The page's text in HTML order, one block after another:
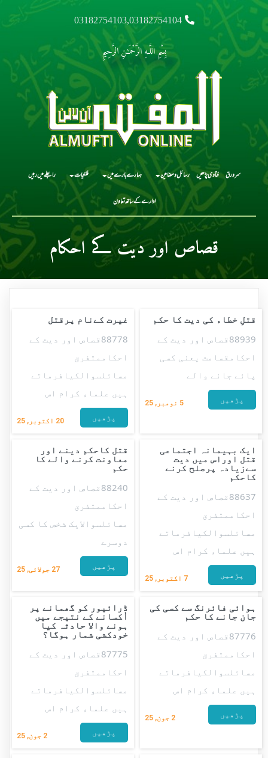
03182754103,03182754104
بِسْمِ اللَّـهِ الرَّحْمَـٰنِ الرَّحِيمِ
سرورق فتاوی پڑھیں رسائل و مضامین ہمارے بارے میں فلکیات رابطے میں رہیں
ادارے کے ساتھ تعاون
قصاص اور دیت کے احکام
قتلِ خطاء کی دیت کا حکم
5 نومبر, 25
88939قصاص اور دیت کے
احکامقسامت یعنی کسی
پائے جانے والے
پڑھیں
غیرت کےنام پرقتل
20 اکتوبر, 25
88778قصاص اور دیت کے
احکاممتفرق
مسائلسوالکیافرماتے
ہیں علماء کرام اس
پڑھیں
ایک بہیمانہ اجتماعی
قتل اوراس میں دیت
سےزیادہ پرصلح کرنے
کاحکم
7 اکتوبر, 25
88637قصاص اور دیت کے
احکاممتفرق
مسائلسوالکیافرماتے
ہیں علماء کرام اس
پڑھیں
قتل کاحکم دینے اور
معاونت کرنے والے کا
حکم
27 جولائی, 25
88240قصاص اور دیت کے
احکاممتفرق
مسائلسوالایک شخص کا کسی
دوسرے
پڑھیں
ہوائی فائرنگ سے کسی کی
جان جانے کا حکم
2 جون, 25
87776قصاص اور دیت کے
احکاممتفرق
مسائلسوالکیافرماتے
ہیں علماء کرام اس
پڑھیں
ڈرائیور کو گھمانے پر
اُکسانے کے نتیجے میں
ہونے والا حادثہ کیا
خودکشی شمار ہوگا؟
2 جون, 25
87775قصاص اور دیت کے
احکاممتفرق
مسائلسوالکیافرماتے
ہیں علماء کرام اس
پڑھیں